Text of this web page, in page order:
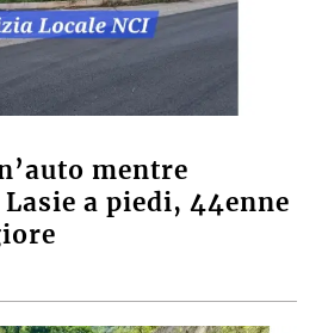
mentre
a piedi, 44enne